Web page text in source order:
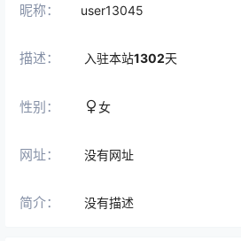
昵称： user13045
描述： 入驻本站1302天
性别： 女
网址： 没有网址
简介： 没有描述